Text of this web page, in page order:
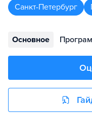
Санкт-Петербург
Основное